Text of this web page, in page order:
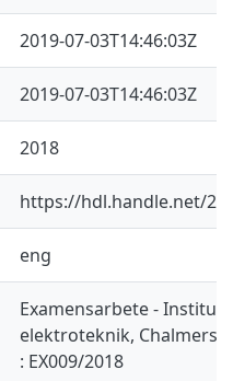
2019-07-03T14:46:03Z
2019-07-03T14:46:03Z
2018
https://hdl.handle.net/
eng
Examensarbete -
elektroteknik, Chalmers
: EX009/2018